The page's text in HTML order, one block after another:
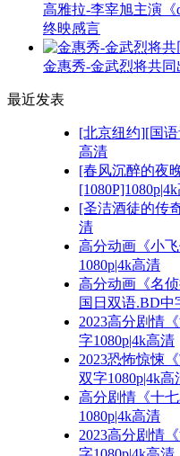
高雅拉-李宰旭主演《
终映感言
金惠秀-金武烈将共同
最近发表
[北京纽约][国语
高清
[春风沉醉的夜
[圣洁酒徒的传
清
高分动画《小
1080p|4k高清
高分动画《名
国日双语.BD中
2023高分剧情
字1080p|4k高清
2023恐怖惊悚
双字1080p|4k高
高分剧情《十
1080p|4k高清
2023高分剧情